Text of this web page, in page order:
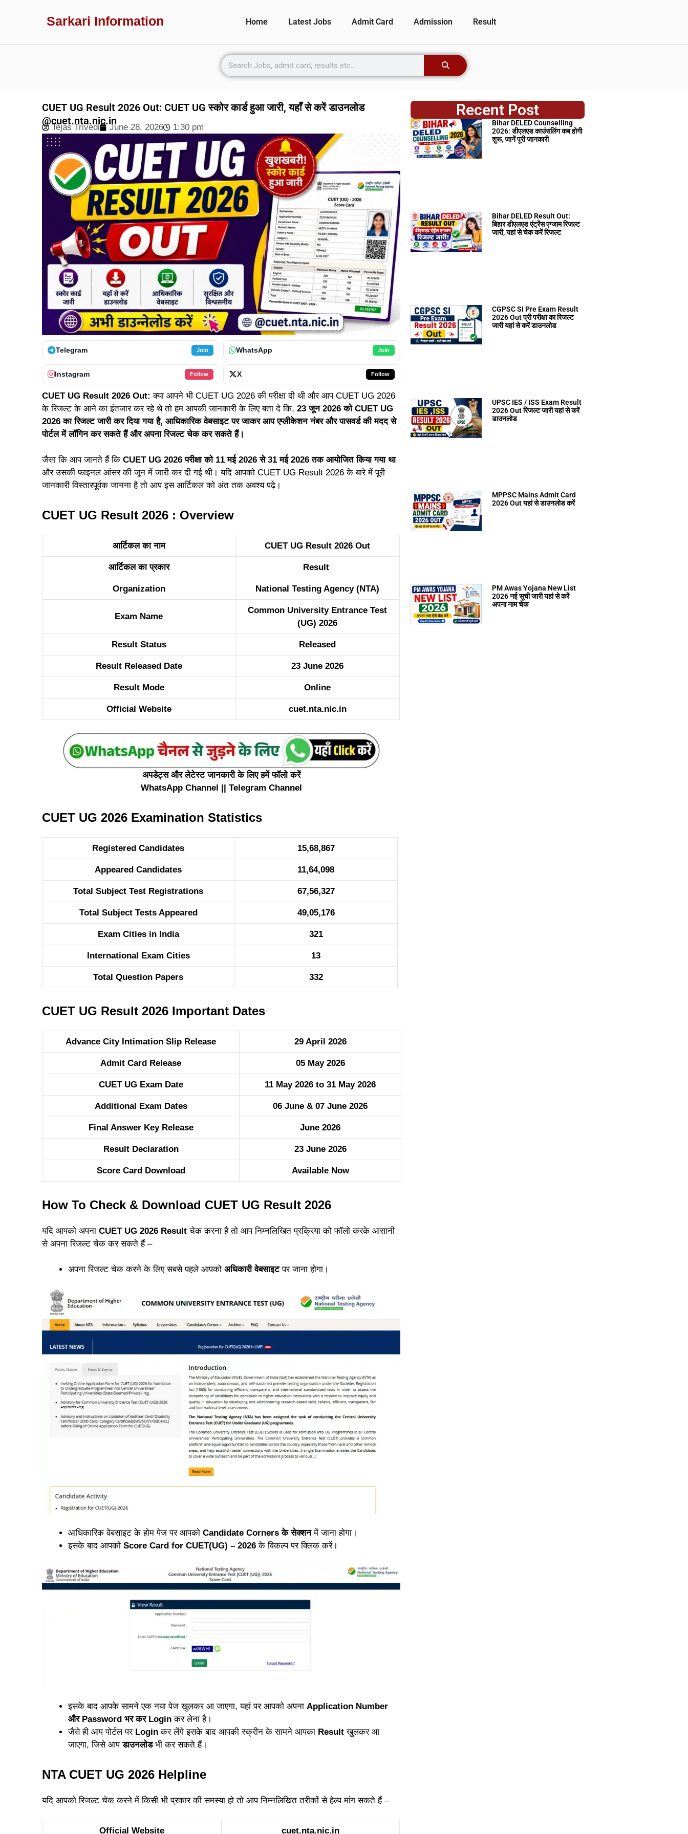
Sarkari Information Home Latest Jobs Admit Card Admission Result
CUET UG Result 2026 Out: CUET UG स्कोर कार्ड हुआ जारी, यहाँ से करें डाउनलोड
@cuet.nta.nic.in
Tejas Trivedi June 28, 2026 1:30 pm
Telegram Join WhatsApp Join
Instagram Follow X Follow
CUET UG Result 2026 Out: क्या आपने भी CUET UG 2026 की परीक्षा दी थी और आप CUET UG 2026
के रिजल्ट के आने का इंतजार कर रहे थे तो हम आपकी जानकारी के लिए बता दे कि, 23 जून 2026 को CUET UG
2026 का रिजल्ट जारी कर दिया गया है, आधिकारिक वेबसाइट पर जाकर आप एप्लीकेशन नंबर और पासवर्ड की मदद से
पोर्टल में लॉगिन कर सकते हैं और अपना रिजल्ट चेक कर सकते हैं।
जैसा कि आप जानते हैं कि CUET UG 2026 परीक्षा को 11 मई 2026 से 31 मई 2026 तक आयोजित किया गया था
और उसकी फाइनल आंसर की जून में जारी कर दी गई थी। यदि आपको CUET UG Result 2026 के बारे में पूरी
जानकारी विस्तारपूर्वक जानना है तो आप इस आर्टिकल को अंत तक अवश्य पढ़े।
CUET UG Result 2026 : Overview
आर्टिकल का नाम CUET UG Result 2026 Out
आर्टिकल का प्रकार Result
Organization National Testing Agency (NTA)
Exam Name
Common University Entrance Test
(UG) 2026
Result Status Released
Result Released Date 23 June 2026
Result Mode Online
Official Website cuet.nta.nic.in
अपडेट्स और लेटेस्ट जानकारी के लिए हमें फॉलो करें
WhatsApp Channel
Telegram Channel
CUET UG 2026 Examination Statistics
Registered Candidates 15,68,867
Appeared Candidates 11,64,098
Total Subject Test Registrations 67,56,327
Total Subject Tests Appeared 49,05,176
Exam Cities in India 321
International Exam Cities 13
Total Question Papers 332
CUET UG Result 2026 Important Dates
Advance City Intimation Slip Release 29 April 2026
Admit Card Release 05 May 2026
CUET UG Exam Date 11 May 2026 to 31 May 2026
Additional Exam Dates 06 June & 07 June 2026
Final Answer Key Release June 2026
Result Declaration 23 June 2026
Score Card Download Available Now
How To Check & Download CUET UG Result 2026
यदि आपको अपना CUET UG 2026 Result चेक करना है तो आप निम्नलिखित प्रक्रिया को फॉलो करके आसानी
से अपना रिजल्ट चेक कर सकते हैं –
अपना रिजल्ट चेक करने के लिए सबसे पहले आपको अधिकारी वेबसाइटपर जाना होगा।
आधिकारिक वेबसाइट के होम पेज पर आपको Candidate Corners के सेक्शनमें जाना होगा।
इसके बाद आपको Score Card for CUET(UG) – 2026 के विकल्प पर क्लिक करें।
इसके बाद आपके सामने एक नया पेज खुलकर आ जाएगा, यहां पर आपको अपना Application Number
और Password भर कर Login कर लेना है।
जैसे ही आप पोर्टल परLogin कर लेंगे इसके बाद आपकी स्क्रीन के सामने आपका Result खुलकर आ
जाएगा, जिसे आपडाउनलोडभी कर सकते हैं।
NTA CUET UG 2026 Helpline
यदि आपको रिजल्ट चेक करने में किसी भी प्रकार की समस्या हो तो आप निम्नलिखित तरीकों से हेल्प मांग सकते हैं –
Official Website cuet.nta.nic.in
Recent Post
Bihar DELED Counselling
2026: डीएलएड काउंसलिंग कब होगी
शुरू, जानें पूरी जानकारी
Bihar DELED Result Out:
बिहार डीएलएड एंट्रेंस एग्जाम रिजल्ट
जारी, यहां से चेक करें रिजल्ट
CGPSC SI Pre Exam Result
2026 Out प्री परीक्षा का रिजल्ट
जारी यहां से करें डाउनलोड
UPSC IES / ISS Exam Result
2026 Out रिजल्ट जारी यहां से करें
डाउनलोड
MPPSC Mains Admit Card
2026 Out यहां से डाउनलोड करें
PM Awas Yojana New List
2026 नई सूची जारी यहां से करें
अपना नाम चेक